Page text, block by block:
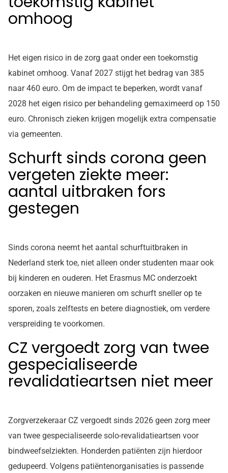
omhoog
Het eigen risico in de zorg gaat onder een toekomstig
kabinet omhoog. Vanaf 2027 stijgt het bedrag van 385
naar 460 euro. Om de impact te beperken, wordt vanaf
2028 het eigen risico per behandeling gemaximeerd op 150
euro. Chronisch zieken krijgen mogelijk extra compensatie
via gemeenten.
Schurft sinds corona geen
vergeten ziekte meer:
aantal uitbraken fors
gestegen
Sinds corona neemt het aantal schurftuitbraken in
Nederland sterk toe, niet alleen onder studenten maar ook
bij kinderen en ouderen. Het Erasmus MC onderzoekt
oorzaken en nieuwe manieren om schurft sneller op te
sporen, zoals zelftests en betere diagnostiek, om verdere
verspreiding te voorkomen.
CZ vergoedt zorg van twee
gespecialiseerde
revalidatieartsen niet meer
Zorgverzekeraar CZ vergoedt sinds 2026 geen zorg meer
van twee gespecialiseerde solo-revalidatieartsen voor
bindweefselziekten. Honderden patiënten zijn hierdoor
gedupeerd. Volgens patiëntenorganisaties is passende